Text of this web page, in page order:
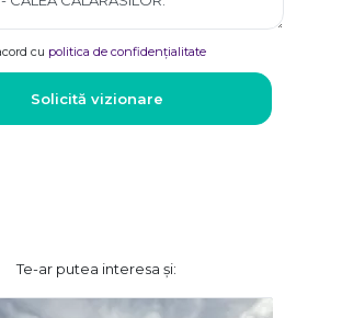
cu politica de confidențialitate
Solicită vizionare
Te-ar putea interesa și: